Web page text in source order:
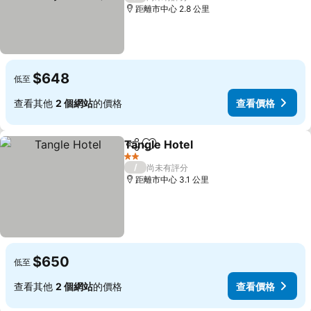
距離市中心 2.8 公里
低至 $648
查看其他 2 個網站的價格 查看價格
分享 加入我的最愛
Tangle Hotel
2 星級
/
尚未有評分
距離市中心 3.1 公里
低至 $650
查看其他 2 個網站的價格 查看價格